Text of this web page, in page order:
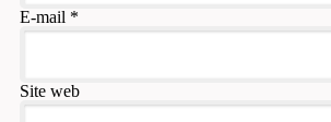
E-mail *
Site web